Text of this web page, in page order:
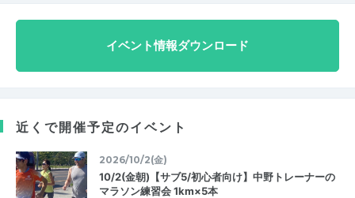
イベント情報ダウンロード
近くで開催予定のイベント
2026/10/2(金)
10/2(金朝)【サブ5/初心者向け】中野トレーナーの
マラソン練習会 1km×5本